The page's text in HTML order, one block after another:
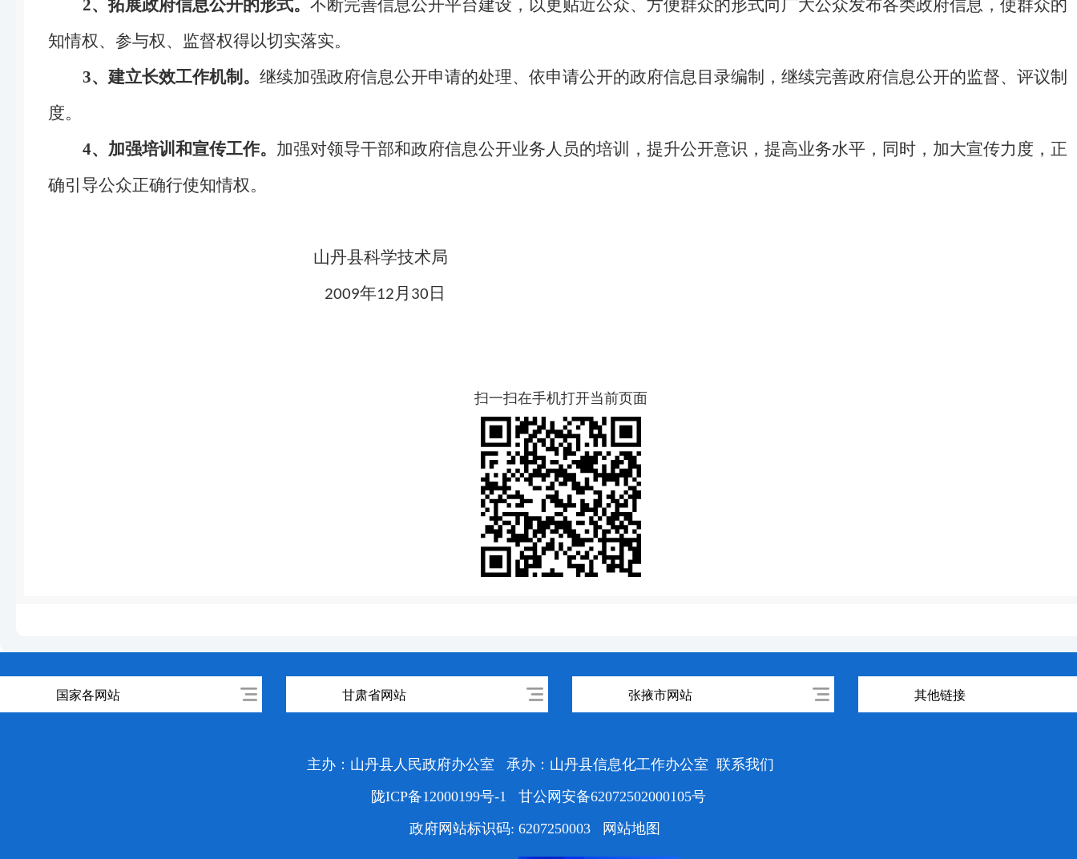
2、拓展政府信息公开的形式。 不断完善信息公开平台建设，以更贴近公众、方便群众的形式向广大公众发布各类政府信息，使群众的
知情权、参与权、监督权得以切实落实。
3、建立长效工作机制。 继续加强政府信息公开申请的处理、依申请公开的政府信息目录编制，继续完善政府信息公开的监督、评议制
度。
4、加强培训和宣传工作。 加强对领导干部和政府信息公开业务人员的培训，提升公开意识，提高业务水平，同时，加大宣传力度，正
确引导公众正确行使知情权。
山丹县科学技术局
2009年12月 30 日
扫一扫在手机打开当前页面
国家各网站 甘肃省网站 张掖市网站 其他链接
主办：山丹县人民政府办公室 承办：山丹县信息化工作办公室 联系我们
陇ICP备12000199号-1
甘公网安备62072502000105号
政府网站标识码: 6207250003
网站地图